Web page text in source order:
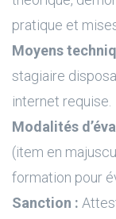
pratique et
Moyens
stagiaire
internet requise.
Modalités
(item en
formation pour
Sanction :